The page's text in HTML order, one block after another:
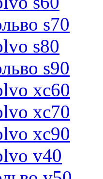
s70
s80
s90
xc60
xc70
xc90
v40